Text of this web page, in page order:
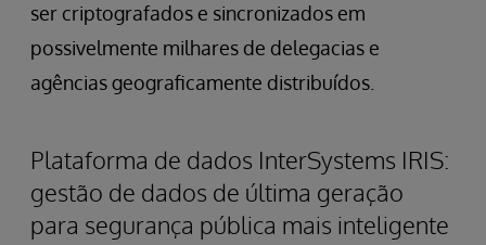
ser criptografados e sincronizados em
possivelmente milhares de delegacias e
agências geograficamente distribuídos.
Plataforma de dados InterSystems IRIS:
gestão de dados de última geração
para segurança pública mais inteligente